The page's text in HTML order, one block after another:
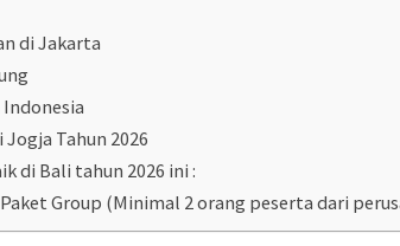
di Jakarta
Tahun 2026
di Bali tahun 2026 ini :
Group (Minimal 2 orang peserta dari